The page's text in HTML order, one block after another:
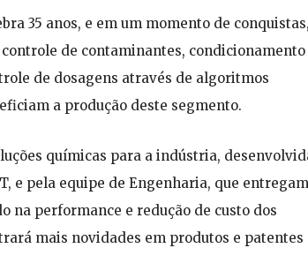
35 anos, e em um momento de
de contaminantes, condicionamento
de dosagens através de algoritmos
a produção deste segmento.
químicas para a indústria,
e pela equipe de Engenharia, que entregam
na performance e redução de custo dos
mais novidades em produtos e patentes